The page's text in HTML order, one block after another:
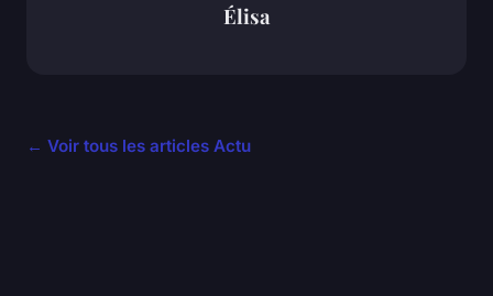
Élisa
← Voir tous les articles Actu